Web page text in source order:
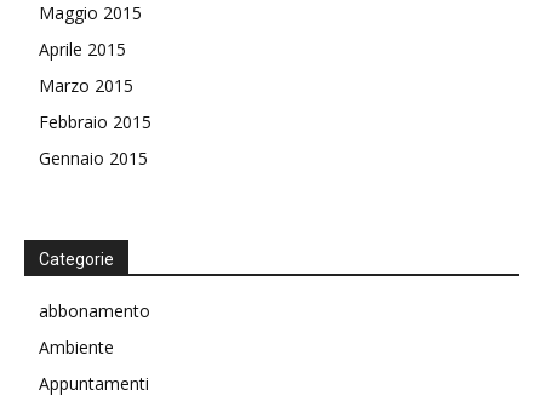
Maggio 2015
Aprile 2015
Marzo 2015
Febbraio 2015
Gennaio 2015
Categorie
abbonamento
Ambiente
Appuntamenti